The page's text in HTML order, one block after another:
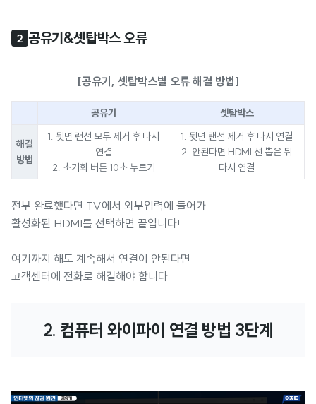
2 공유기&셋탑박스 오류
[공유기, 셋탑박스별 오류 해결 방법]
공유기 셋탑박스
해결
방법
1. 뒷면 랜선 모두 제거 후 다시
연결
2. 초기화 버튼 10초 누르기
1. 뒷면 랜선 제거 후 다시 연결
2. 안된다면 HDMI 선 뽑은 뒤
다시 연결
전부 완료했다면 TV에서 외부입력에 들어가
활성화된 HDMI를 선택하면 끝입니다!
여기까지 해도 계속해서 연결이 안된다면
고객센터에 전화로 해결해야 합니다.
2. 컴퓨터 와이파이 연결 방법 3단계